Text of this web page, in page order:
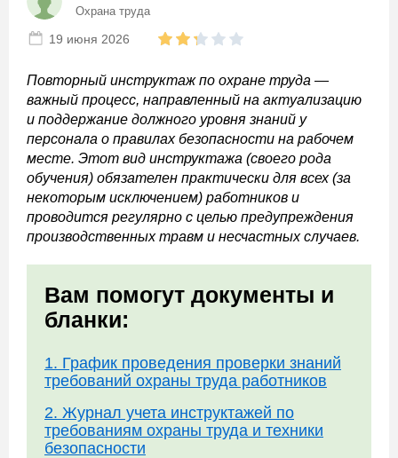
Охрана труда
19 июня 2026
Повторный инструктаж по охране труда —
важный процесс, направленный на актуализацию
и поддержание должного уровня знаний у
персонала о правилах безопасности на рабочем
месте. Этот вид инструктажа (своего рода
обучения) обязателен практически для всех (за
некоторым исключением) работников и
проводится регулярно с целью предупреждения
производственных травм и несчастных случаев.
Вам помогут документы и
бланки:
1. График проведения проверки знаний
требований охраны труда работников
2. Журнал учета инструктажей по
требованиям охраны труда и техники
безопасности